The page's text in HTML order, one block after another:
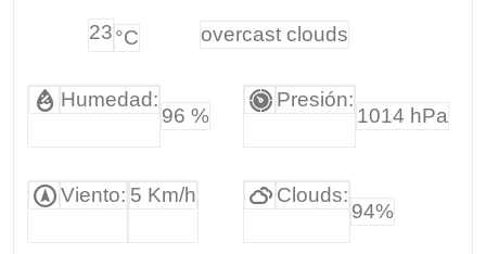
23°C overcast clouds
Humedad:
96 %
Presión:
1014 hPa
Viento: 5 Km/h Clouds:
94%